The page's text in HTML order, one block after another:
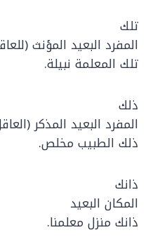
تلك
المفرد البعيد المؤنث
تلك المعلمة نبيلة.
ذلك
المفرد البعيد المذكر
ذلك الطبيب مخلص.
ذانك
المكان البعيد
ذانك منزل معلمنا.